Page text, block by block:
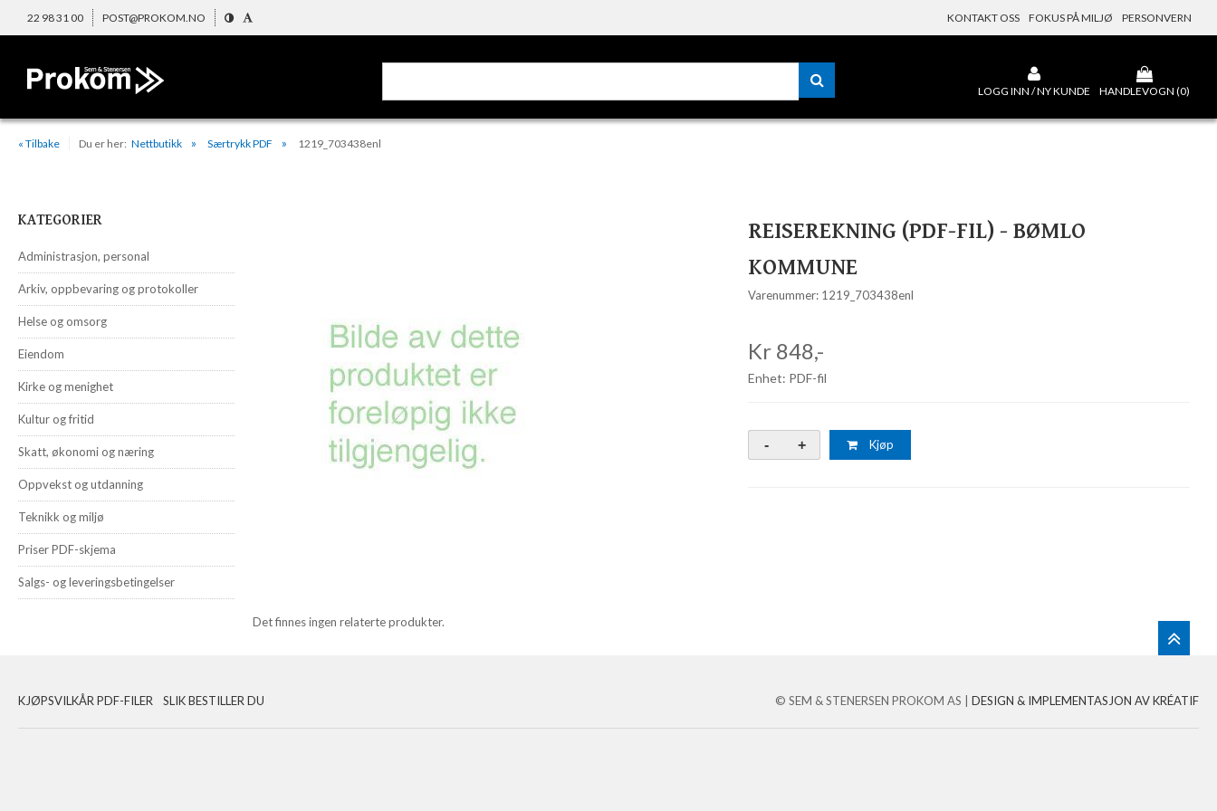
22 98 31 00 POST@PROKOM.NO KONTAKT OSS FOKUS PÅ MILJØ PERSONVERN
LOGG INN / NY KUNDE HANDLEVOGN (0)
« Tilbake Du er her: Nettbutikk Særtrykk PDF 1219_703438enl
KATEGORIER
Administrasjon, personal
Arkiv, oppbevaring og protokoller
Helse og omsorg
Eiendom
Kirke og menighet
Kultur og fritid
Skatt, økonomi og næring
Oppvekst og utdanning
Teknikk og miljø
Priser PDF-skjema
Salgs- og leveringsbetingelser
REISEREKNING (PDF-FIL) - BØMLO
KOMMUNE
Varenummer: 1219_703438enl
Kr 848,-
Enhet: PDF-fil
Kjøp
Det finnes ingen relaterte produkter.
KJØPSVILKÅR PDF-FILER SLIK BESTILLER DU © SEM & STENERSEN PROKOM AS | DESIGN & IMPLEMENTASJON AV KRÉATIF